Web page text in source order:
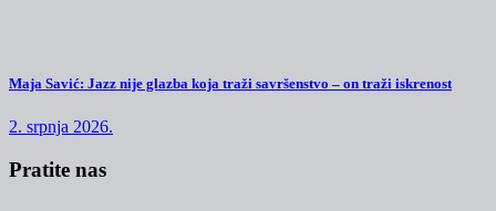
Maja Savić: Jazz nije glazba koja traži savršenstvo – on traži iskrenost
2. srpnja 2026.
Pratite nas